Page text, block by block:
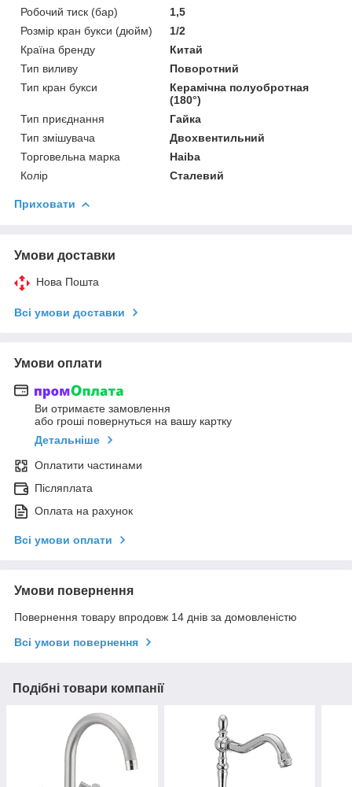
Робочий тиск (бар)
1,5
Розмір кран букси (дюйм)
1/2
Країна бренду
Китай
Тип виливу
Поворотний
Тип кран букси
Керамічна полуобротная
(180°)
Тип приєднання
Гайка
Тип змішувача
Двохвентильний
Торговельна марка
Haiba
Колір
Сталевий
Приховати
Умови доставки
Нова Пошта
Всі умови доставки
Умови оплати
Ви отримаєте замовлення
або гроші повернуться на вашу картку
Детальніше
Оплатити частинами
Післяплата
Оплата на рахунок
Всі умови оплати
Умови повернення
Повернення товару впродовж 14 днів за домовленістю
Всі умови повернення
Подібні товари компанії